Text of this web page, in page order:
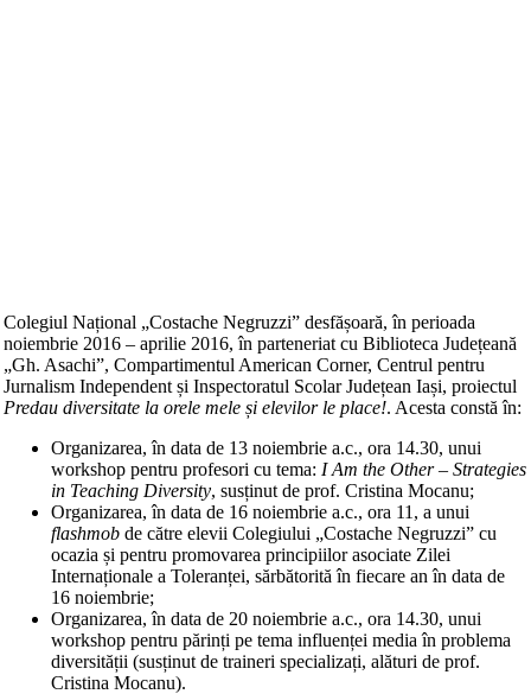
Colegiul Național „Costache Negruzzi” desfășoară, în perioada
noiembrie 2016 – aprilie 2016, în parteneriat cu Biblioteca Județeană
„Gh. Asachi”, Compartimentul American Corner, Centrul pentru
Jurnalism Independent și Inspectoratul Scolar Județean Iași, proiectul
Predau diversitate la orele mele și elevilor le place!. Acesta constă în:
Organizarea, în data de 13 noiembrie a.c., ora 14.30, unui
workshop pentru profesori cu tema: I Am the Other – Strategies
in Teaching Diversity, susținut de prof. Cristina Mocanu;
Organizarea, în data de 16 noiembrie a.c., ora 11, a unui
flashmob de către elevii Colegiului „Costache Negruzzi” cu
ocazia și pentru promovarea principiilor asociate Zilei
Internaționale a Toleranței, sărbătorită în fiecare an în data de
16 noiembrie;
Organizarea, în data de 20 noiembrie a.c., ora 14.30, unui
workshop pentru părinți pe tema influenței media în problema
diversității (susținut de traineri specializați, alături de prof.
Cristina Mocanu).